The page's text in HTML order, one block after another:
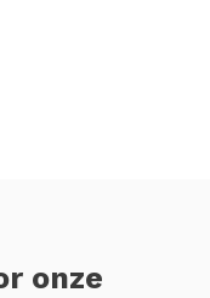
onze